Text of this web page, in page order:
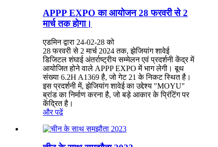
APPP EXPO का आयोजन 28 फरवरी से 2
मार्च तक होगा।
एडमिन द्वारा 24-02-28 को
28 फरवरी से 2 मार्च 2024 तक, झेजियांग शावेई
डिजिटल शंघाई अंतर्राष्ट्रीय सम्मेलन एवं प्रदर्शनी केंद्र में
आयोजित होने वाले APPP EXPO में भाग लेगी। बूथ
संख्या 6.2H A1369 है, जो गेट 21 के निकट स्थित है।
इस प्रदर्शनी में, झेजियांग शावेई का उद्देश्य "MOYU"
ब्रांड का निर्माण करना है, जो बड़े आकार के प्रिंटिंग पर
केंद्रित है।
और पढ़ें